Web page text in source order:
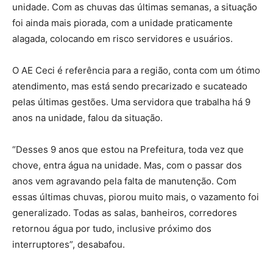
unidade. Com as chuvas das últimas semanas, a situação
foi ainda mais piorada, com a unidade praticamente
alagada, colocando em risco servidores e usuários.
O AE Ceci é referência para a região, conta com um ótimo
atendimento, mas está sendo precarizado e sucateado
pelas últimas gestões. Uma servidora que trabalha há 9
anos na unidade, falou da situação.
“Desses 9 anos que estou na Prefeitura, toda vez que
chove, entra água na unidade. Mas, com o passar dos
anos vem agravando pela falta de manutenção. Com
essas últimas chuvas, piorou muito mais, o vazamento foi
generalizado. Todas as salas, banheiros, corredores
retornou água por tudo, inclusive próximo dos
interruptores”, desabafou.